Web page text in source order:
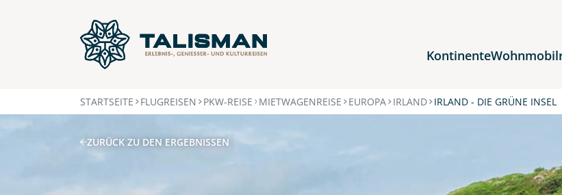
Kontinente
STARTSEITE FLUGREISEN PKW-REISE MIETWAGENREISE EUROPA IRLAND IRLAND - DIE GRÜNE INSEL
ZURÜCK ZU DEN ERGEBNISSEN